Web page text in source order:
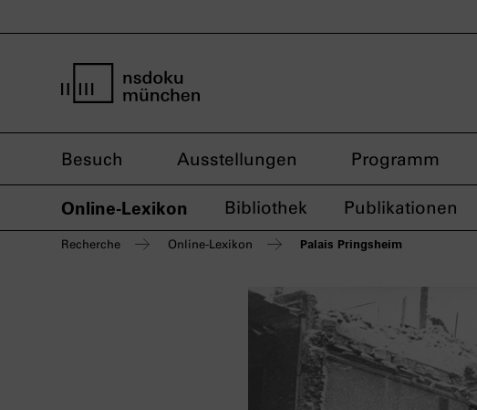
Besuch Ausstellungen Programm
Online-Lexikon Bibliothek Publikationen
Recherche Online-Lexikon Palais Pringsheim